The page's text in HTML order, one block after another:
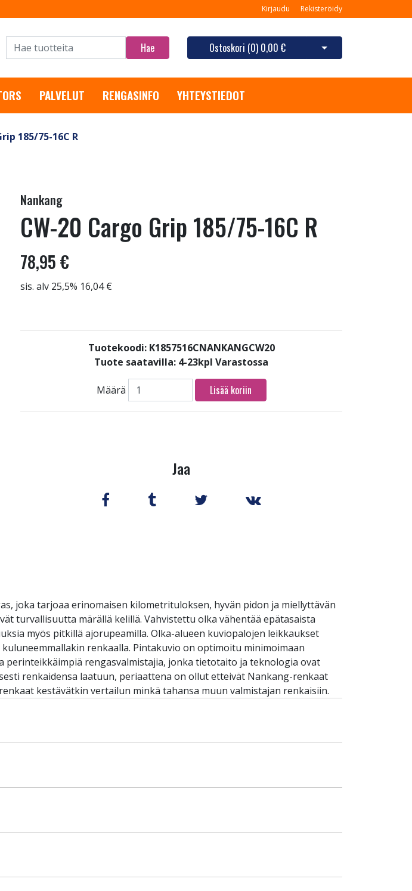
Kirjaudu Rekisteröidy
Hae Ostoskori (0) 0,00 € Avaa ostoskori
PALVELUT RENGASINFO YHTEYSTIEDOT
185/75-16C R
Nankang
CW-20 Cargo Grip 185/75-16C R
78,95 €
sis. alv 25,5% 16,04 €
Tuotekoodi: K1857516CNANKANGCW20
Tuote saatavilla: 4-23kpl Varastossa
Määrä Lisää koriin
Jaa
joka tarjoaa erinomaisen kilometrituloksen, hyvän pidon ja miellyttävän
turvallisuutta märällä kelillä. Vahvistettu olka vähentää epätasaista
myös pitkillä ajorupeamilla. Olka-alueen kuviopalojen leikkaukset
renkaalla. Pintakuvio on optimoitu minimoimaan
perinteikkäimpiä rengasvalmistajia, jonka tietotaito ja teknologia ovat
renkaidensa laatuun, periaattena on ollut etteivät Nankang-renkaat
kestävätkin vertailun minkä tahansa muun valmistajan renkaisiin.